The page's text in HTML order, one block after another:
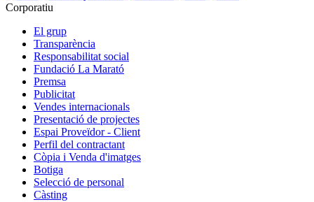
Corporatiu
El grup
Transparència
Responsabilitat social
Fundació La Marató
Premsa
Publicitat
Vendes internacionals
Presentació de projectes
Espai Proveïdor - Client
Perfil del contractant
Còpia i Venda d'imatges
Botiga
Selecció de personal
Càsting